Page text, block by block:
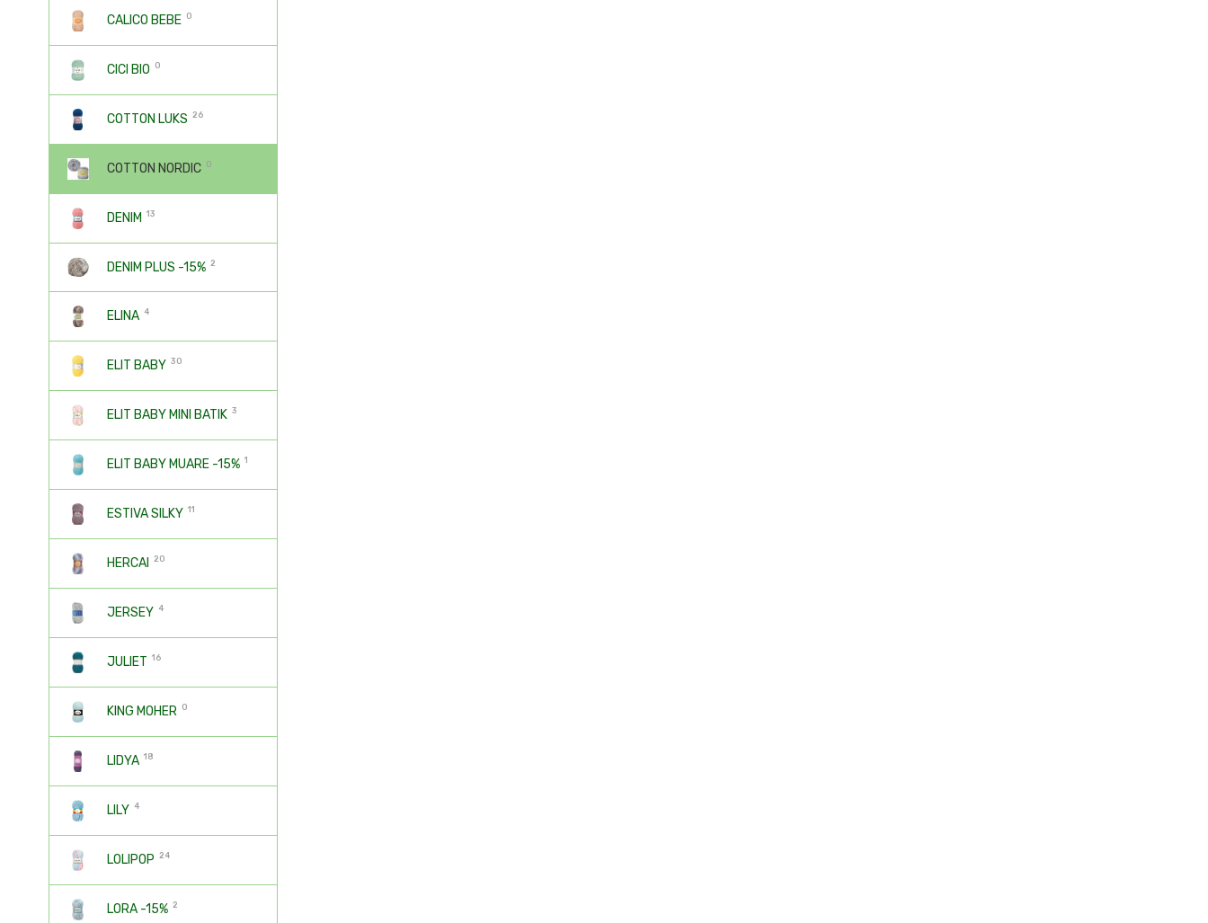
CALICO BEBE 0
CICI BIO 0
COTTON LUKS 26
COTTON NORDIC 0
DENIM 13
DENIM PLUS -15% 2
ELINA 4
ELIT BABY 30
ELIT BABY MINI BATIK 3
ELIT BABY MUARE -15% 1
ESTIVA SILKY 11
HERCAI 20
JERSEY 4
JULIET 16
KING MOHER 0
LIDYA 18
LILY 4
LOLIPOP 24
LORA -15% 2